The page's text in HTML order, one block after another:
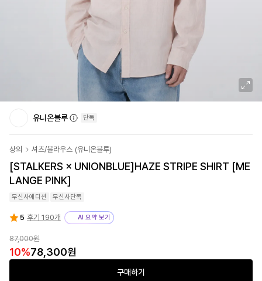
유니온블루 단독
상의 셔츠/블라우스 (유니온블루)
[STALKERS × UNIONBLUE]HAZE STRIPE SHIRT [ME
LANGE PINK]
무신사에디션 무신사단독
5 후기 190개 AI 요약 보기
87,000원
10%78,300원
구매하기